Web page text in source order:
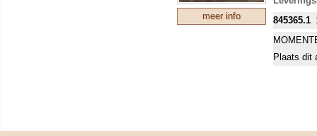
meer info
een paar
ethyleen)
845365.1
Plaats dit